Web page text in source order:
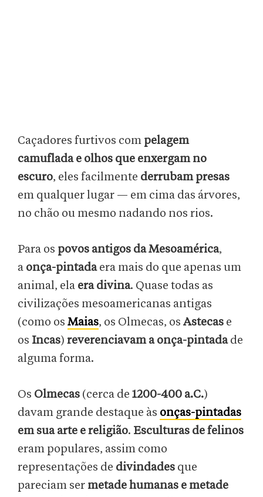
Caçadores furtivos com pelagem
camuflada e olhos que enxergam no
escuro, eles facilmente derrubam presas
em qualquer lugar — em cima das árvores,
no chão ou mesmo nadando nos rios.
Para os povos antigos da Mesoamérica,
a onça-pintadaera mais do que apenas um
animal, ela era divina. Quase todas as
civilizações mesoamericanas antigas
(como os Maias, os Olmecas, os Astecas e
os Incas) reverenciavam a onça-pintadade
alguma forma.
Os Olmecas (cerca de 1200-400 a.C.)
davam grande destaque às onças-pintadas
em sua arte e religião. Esculturas de felinos
eram populares, assim como
representações de divindades que
pareciam ser metade humanas e metade